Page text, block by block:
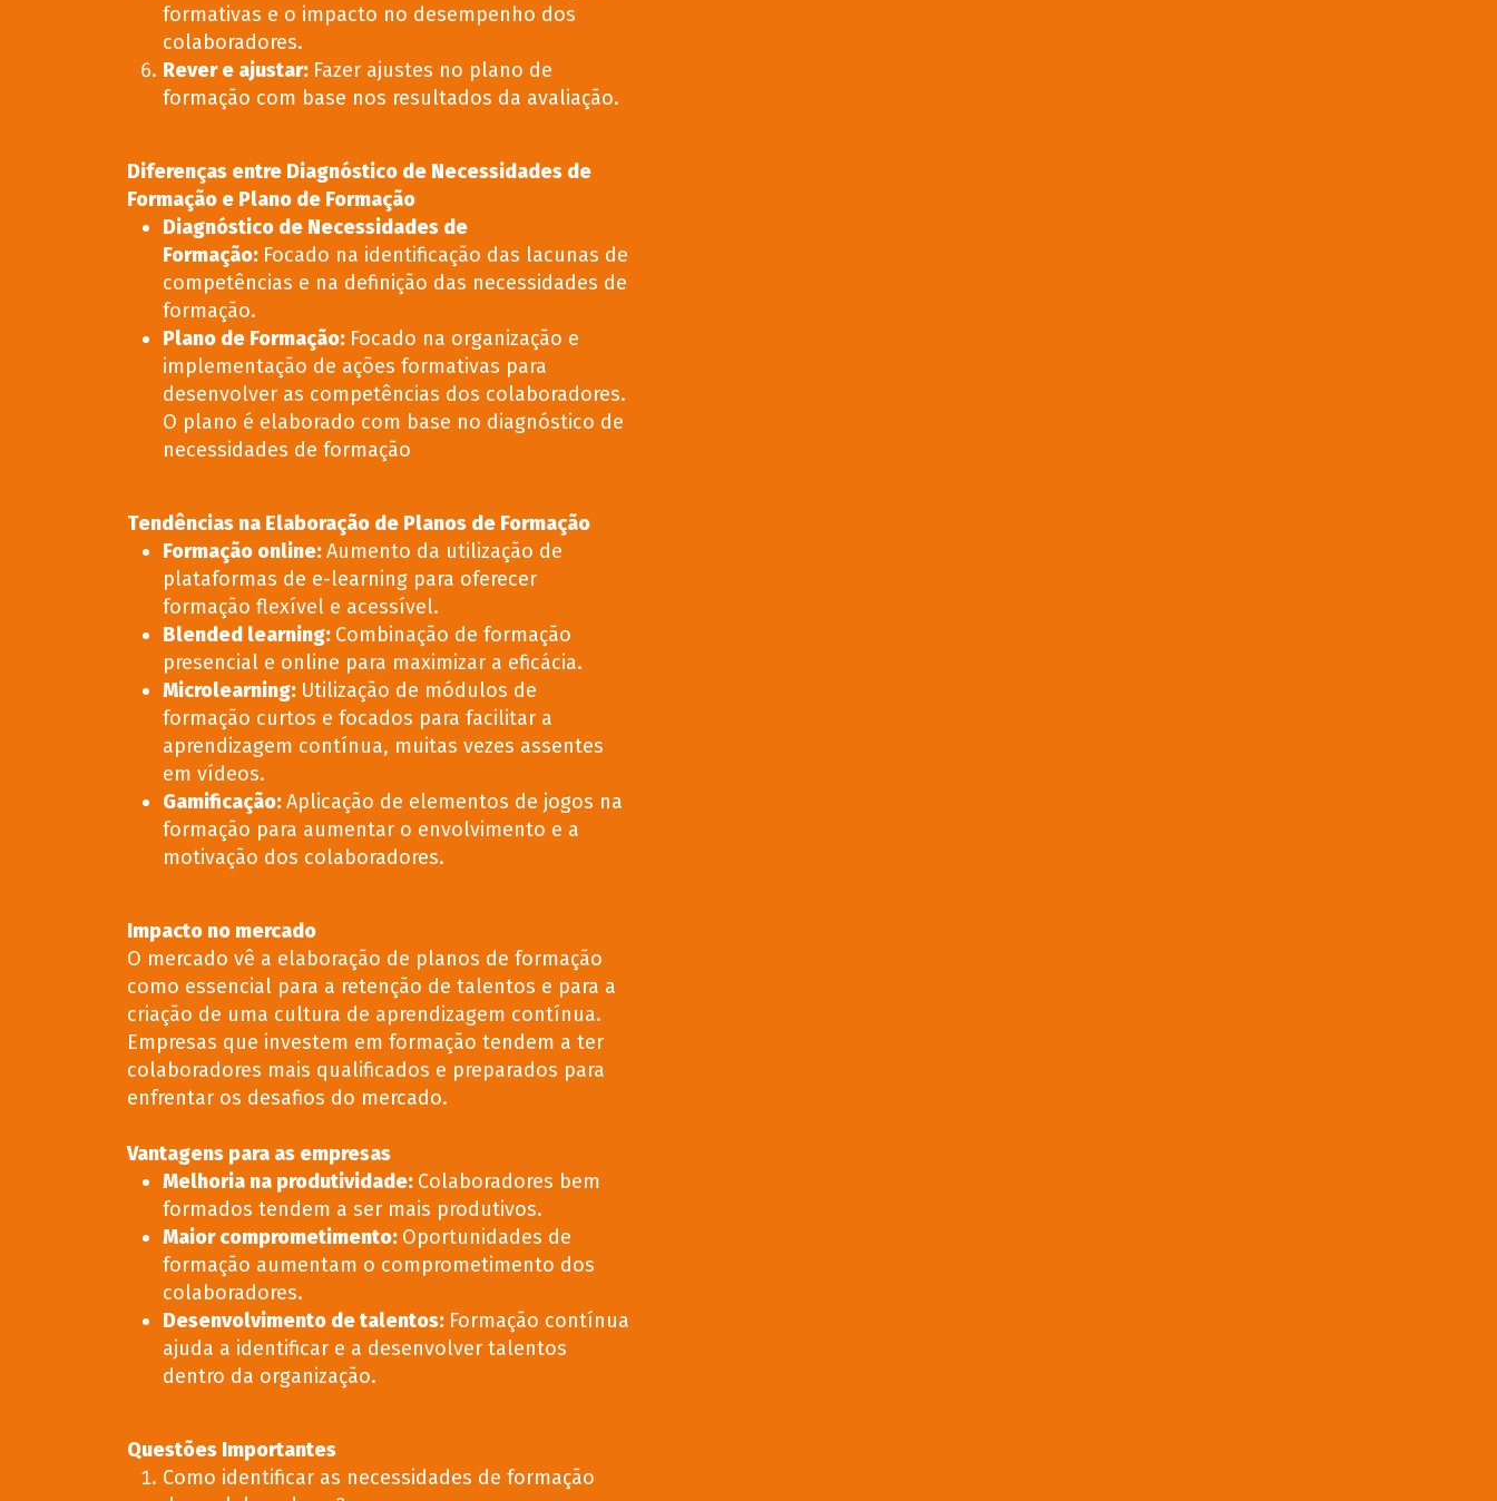
formativas e o impacto no desempenho dos
colaboradores.
Rever e ajustar: Fazer ajustes no plano de
formação com base nos resultados da avaliação.
Diferenças entre Diagnóstico de Necessidades de
Formação e Plano de Formação
Diagnóstico de Necessidades de
Formação: Focado na identificação das lacunas de
competências e na definição das necessidades de
formação.
Plano de Formação: Focado na organização e
implementação de ações formativas para
desenvolver as competências dos colaboradores.
O plano é elaborado com base no diagnóstico de
necessidades de formação
Tendências na Elaboração de Planos de Formação
Formação online:Aumento da utilização de
plataformas de e-learning para oferecer
formação flexível e acessível.
Blended learning: Combinação de formação
presencial e online para maximizar a eficácia.
Microlearning: Utilização de módulos de
formação curtos e focados para facilitar a
aprendizagem contínua, muitas vezes assentes
em vídeos.
Gamificação:Aplicação de elementos de jogos na
formação para aumentar o envolvimento e a
motivação dos colaboradores.
Impacto no mercado
O mercado vê a elaboração de planos de formação
como essencial para a retenção de talentos e para a
criação de uma cultura de aprendizagem contínua.
Empresas que investem em formação tendem a ter
colaboradores mais qualificados e preparados para
enfrentar os desafios do mercado.
Vantagens para as empresas
Melhoria na produtividade: Colaboradores bem
formados tendem a ser mais produtivos.
Maior comprometimento: Oportunidades de
formação aumentam o comprometimento dos
colaboradores.
Desenvolvimento de talentos: Formação contínua
ajuda a identificar e a desenvolver talentos
dentro da organização.
Questões Importantes
Como identificar as necessidades de formação